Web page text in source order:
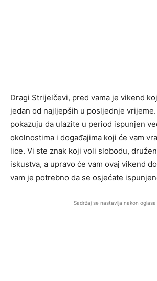
Dragi Strijelčevi, pred vama je vikend
jedan od najljepših u posljednje
pokazuju da ulazite u period ispunjen
okolnostima i događajima koji će vam
lice. Vi ste znak koji voli slobodu,
iskustva, a upravo će vam ovaj vikend
vam je potrebno da se osjećate
Sadržaj se nastavlja nakon oglasa